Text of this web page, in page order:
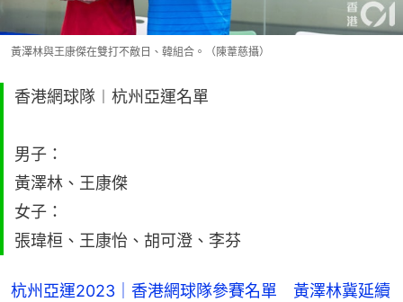
黃澤林與王康傑在雙打不敵日、韓組合。（陳葦慈攝）
香港網球隊︱杭州亞運名單
男子：
黃澤林、王康傑
女子：
張瑋桓、王康怡、胡可澄、李芬
杭州亞運2023｜香港網球隊參賽名單　黃澤林冀延續